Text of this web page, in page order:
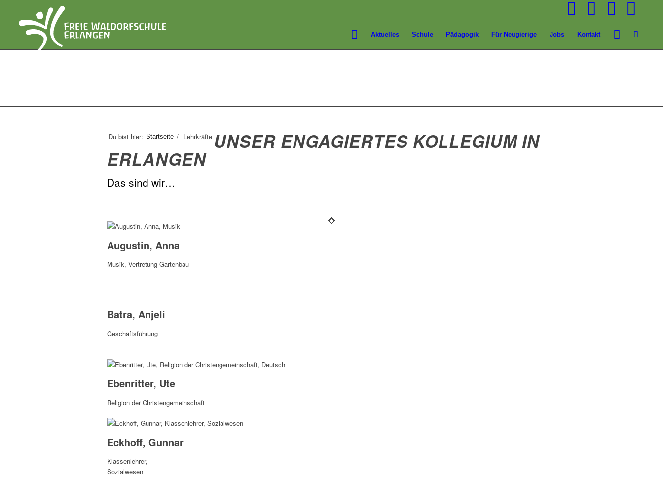
Aktuelles Schule Pädagogik Für Neugierige Jobs Kontakt
Du bist hier: Startseite / Lehrkräfte UNSER ENGAGIERTES KOLLEGIUM IN
ERLANGEN
Das sind wir…
Augustin, Anna
Musik, Vertretung Gartenbau
Batra, Anjeli
Geschäftsführung
Ebenritter, Ute
Religion der Christen­gemeinschaft
Eckhoff, Gunnar
Klassenlehrer,
Sozialwesen